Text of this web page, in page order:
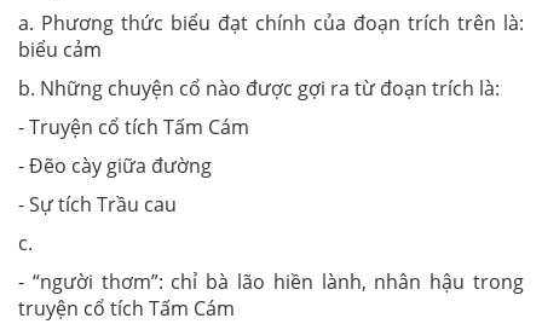
a. Phương thức biểu đạt chính của đoạn trích trên là:
biểu cảm
b. Những chuyện cổ nào được gợi ra từ đoạn trích là:
- Truyện cổ tích Tấm Cám
- Đẽo cày giữa đường
- Sự tích Trầu cau
c.
- “người thơm”: chỉ bà lão hiền lành, nhân hậu trong
truyện cổ tích Tấm Cám